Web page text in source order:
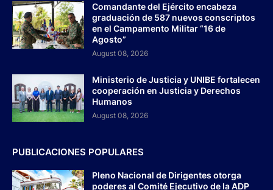
Comandante del Ejército encabeza
graduación de 587 nuevos conscriptos
en el Campamento Militar “16 de
Agosto”
August 08, 2026
Ministerio de Justicia y UNIBE fortalecen
cooperación en Justicia y Derechos
Humanos
August 08, 2026
PUBLICACIONES POPULARES
Pleno Nacional de Dirigentes otorga
poderes al Comité Ejecutivo de la ADP